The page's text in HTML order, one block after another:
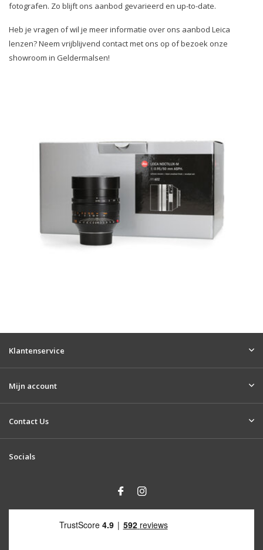
fotografen. Zo blijft ons aanbod gevarieerd en up-to-date.
Heb je vragen of wil je meer informatie over ons aanbod Leica
lenzen? Neem vrijblijvend contact met ons op of bezoek onze
showroom in Geldermalsen!
Klantenservice
Mijn account
Contact Us
Socials